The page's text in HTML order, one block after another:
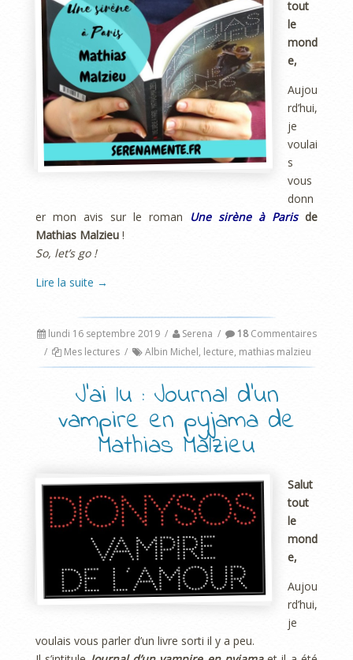
tout
le
mond
e,
Aujou
rd’hui,
je
voulai
s
vous
donn
er mon avis sur le roman
Une sirène à Parisde
Mathias Malzieu !
So, let’s go !
Lire la suite →
lundi 16 septembre 2019 / Serena / 18Commentaires
/
Mes lectures / Albin Michel, lecture, mathias malzieu
J’ai lu : Journal d’un
vampire en pyjama de
Mathias Malzieu
Salut
tout
le
mond
e,
Aujou
rd’hui,
je
voulais vous parler d’un livre sorti il y a peu.